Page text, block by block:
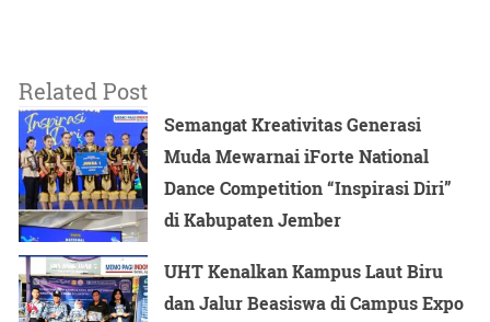
Related Post
Semangat Kreativitas Generasi
Muda Mewarnai iForte National
Dance Competition “Inspirasi Diri”
di Kabupaten Jember
UHT Kenalkan Kampus Laut Biru
dan Jalur Beasiswa di Campus Expo